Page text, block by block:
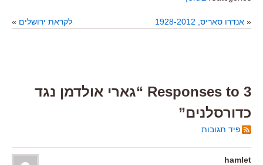
« אנדרו סאריס, 1928-2012 לקראת ירושלים »
3 Responses to “גארי אולדמן נגד
כדורסלנים”
פיד תגובות
hamlet